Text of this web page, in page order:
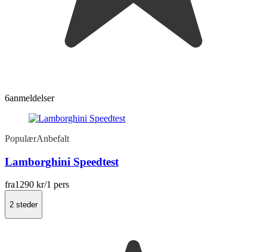
6anmeldelser
PopulærAnbefalt
Lamborghini Speedtest
fra1290 kr/1 pers
2 steder